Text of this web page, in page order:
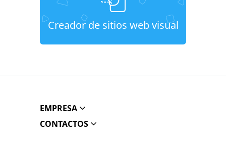
Creador de sitios web visual
EMPRESA
CONTACTOS